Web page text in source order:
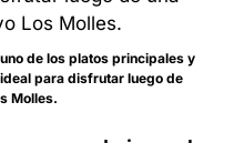
de los platos principales y
para disfrutar luego de
Molles.